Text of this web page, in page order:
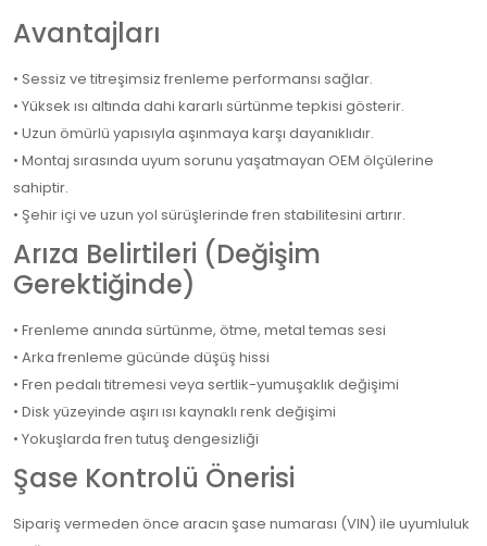
Avantajları
• Sessiz ve titreşimsiz frenleme performansı sağlar.
• Yüksek ısı altında dahi kararlı sürtünme tepkisi gösterir.
• Uzun ömürlü yapısıyla aşınmaya karşı dayanıklıdır.
• Montaj sırasında uyum sorunu yaşatmayan OEM ölçülerine
sahiptir.
• Şehir içi ve uzun yol sürüşlerinde fren stabilitesini artırır.
Arıza Belirtileri (Değişim
Gerektiğinde)
• Frenleme anında sürtünme, ötme, metal temas sesi
• Arka frenleme gücünde düşüş hissi
• Fren pedalı titremesi veya sertlik-yumuşaklık değişimi
• Disk yüzeyinde aşırı ısı kaynaklı renk değişimi
• Yokuşlarda fren tutuş dengesizliği
Şase Kontrolü Önerisi
Sipariş vermeden önce aracın şase numarası (VIN) ile uyumluluk